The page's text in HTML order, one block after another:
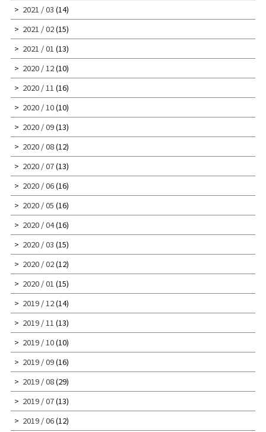
2021 / 03 (14)
2021 / 02(15)
2021 / 01 (13)
2020 / 12(10)
2020 / 11 (16)
2020 / 10(10)
2020 / 09(13)
2020 / 08(12)
2020 / 07(13)
2020 / 06(16)
2020 / 05 (16)
2020 / 04(16)
2020 / 03 (15)
2020 / 02(12)
2020 / 01 (15)
2019 / 12(14)
2019 / 11 (13)
2019 / 10(10)
2019 / 09(16)
2019 / 08(29)
2019 / 07(13)
2019 / 06(12)